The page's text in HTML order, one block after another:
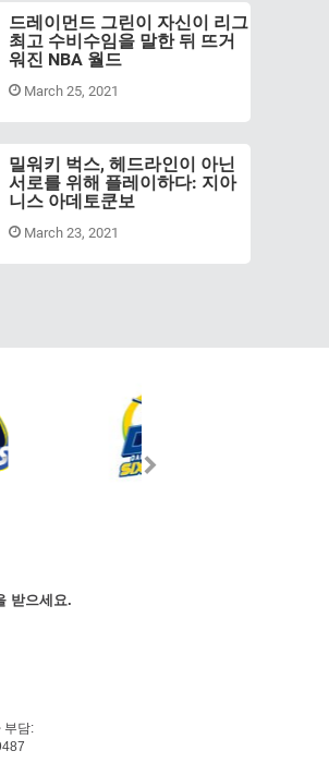
드레이먼드 그린이 자신이 리그
최고 수비수임을 말한 뒤 뜨거
워진 NBA 월드
March 25, 2021
밀워키 벅스, 헤드라인이 아닌
서로를 위해 플레이하다: 지아
니스 아데토쿤보
March 23, 2021
받으세요.
부담: